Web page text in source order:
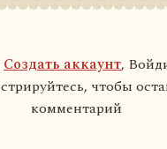
Создать аккаунт,
чтобы
комментарий